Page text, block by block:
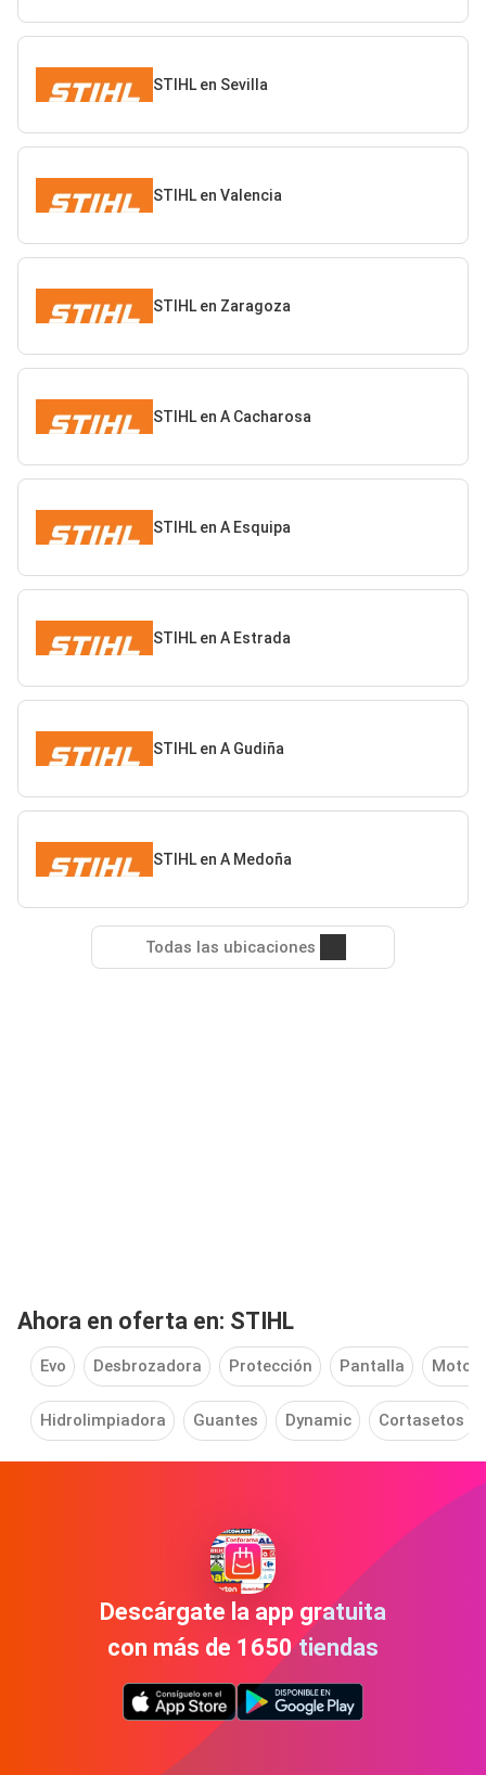
STIHL en Sevilla
STIHL en Valencia
STIHL en Zaragoza
STIHL en A Cacharosa
STIHL en A Esquipa
STIHL en A Estrada
STIHL en A Gudiña
STIHL en A Medoña
Todas las ubicaciones
Ahora en oferta en: STIHL
Evo Desbrozadora Protección Pantalla Motor
Hidrolimpiadora Guantes Dynamic Cortasetos
Descárgate la app gratuita
con más de 1650 tiendas